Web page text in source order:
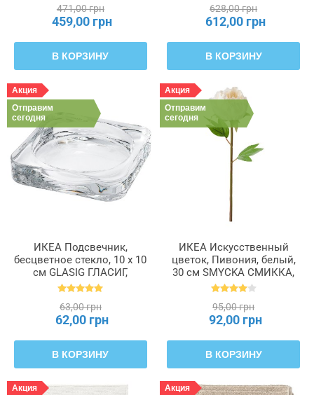
471,00 грн
459,00 грн
В КОРЗИНУ
628,00 грн
612,00 грн
В КОРЗИНУ
Акция
Отправим
сегодня
ИКЕА Подсвечник,
бесцветное стекло, 10 x 10
см GLASIG ГЛАСИГ,
602.591.43
63,00 грн
62,00 грн
В КОРЗИНУ
Акция
Отправим
сегодня
ИКЕА Искусственный
цветок, Пивония, белый,
30 см SMYCKA СМИККА,
804.097.83
95,00 грн
92,00 грн
В КОРЗИНУ
Акция Акция